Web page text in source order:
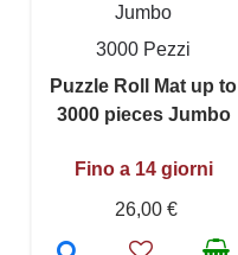
Jumbo
3000 Pezzi
Puzzle Roll Mat up to
3000 pieces Jumbo
Fino a 14 giorni
26,00 €